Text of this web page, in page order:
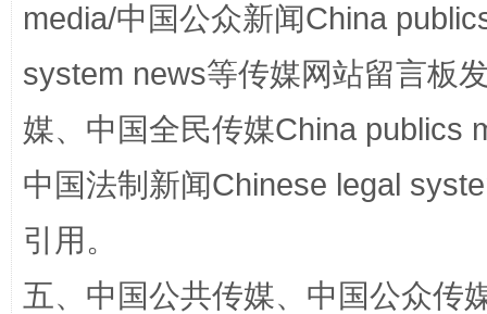
media/中国公众新闻China
system news等传媒网站留言板
媒、中国全民传媒China publics
中国法制新闻Chinese legal
引用。
五、中国公共传媒、中国公众传